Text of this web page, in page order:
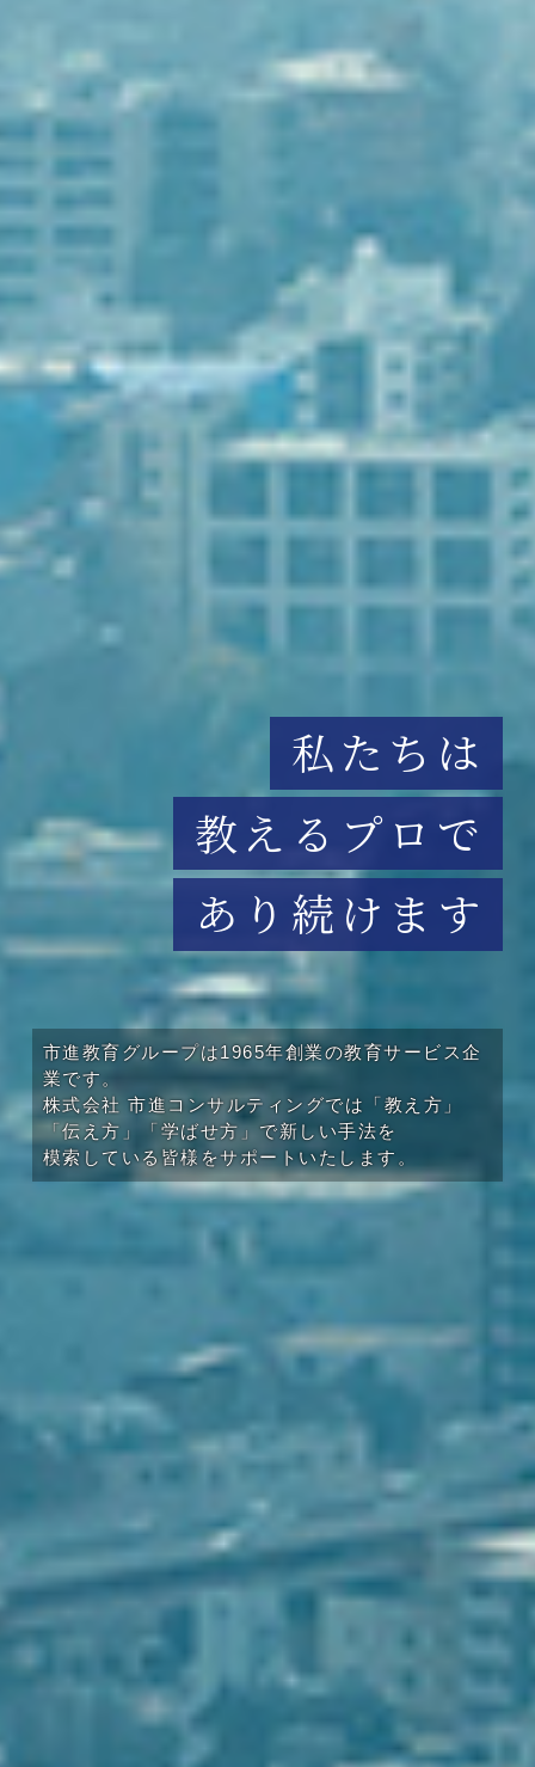
私たちは
教えるプロで
あり続けます
市進教育グループは1965年創業の教育サービス企
業です。
株式会社 市進コンサルティングでは「教え方」
「伝え方」「学ばせ方」で新しい手法を
模索している皆様をサポートいたします。